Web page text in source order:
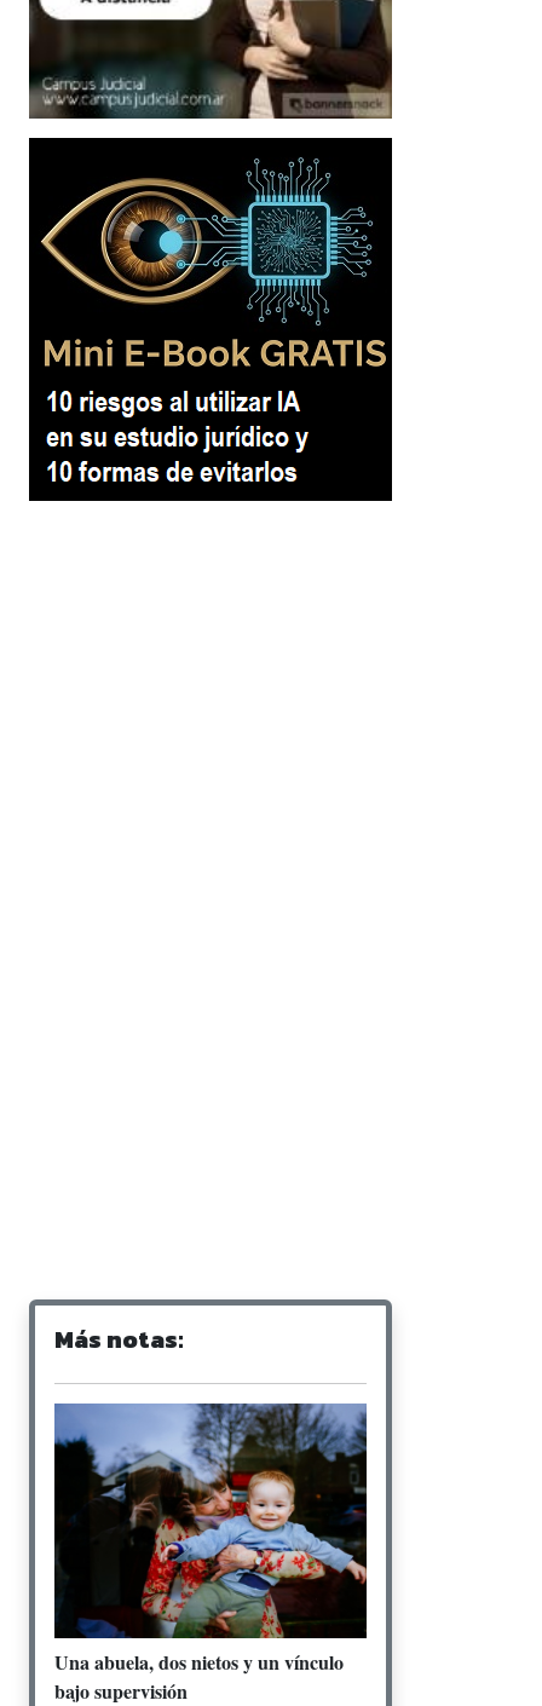
Más notas:
Una abuela, dos nietos y un vínculo
bajo supervisión